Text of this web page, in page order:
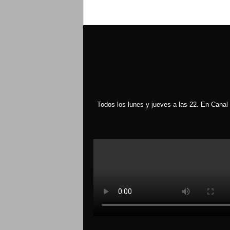
Todos los lunes y jueves a las 22. En